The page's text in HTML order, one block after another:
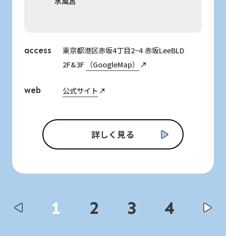
access
東京都港区赤坂4丁目2−4 赤坂LeeBLD
2F&3F （GoogleMap）
web 公式サイト
詳しく見る
1 2 3 4